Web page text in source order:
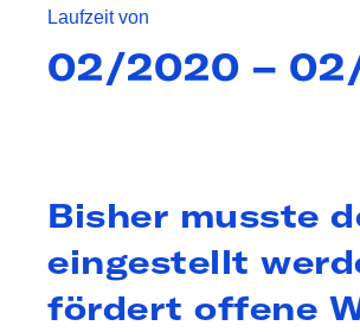
Laufzeit von
02/2020 –
Bisher musste
eingestellt
fördert offene